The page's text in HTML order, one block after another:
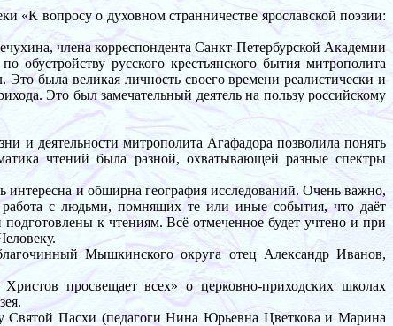
вопросу о духовном странничестве ярославской поэзии:
члена корреспондента Санкт-Петербурской Академии
обустройству русского крестьянского бытия митрополита
была великая личность своего времени реалистически и
Это был замечательный деятель на пользу российскому
и деятельности митрополита Агафадора позволила понять
чтений была разной, охватывающей разные спектры
и обширна география исследований. Очень важно,
с людьми, помнящих те или иные события, что даёт
к чтениям. Всё отмеченное будет учтено и при
Мышкинского округа отец Александр Иванов,
просвещает всех» о церковно-приходских школах
Святой Пасхи (педагоги Нина Юрьевна Цветкова и Марина